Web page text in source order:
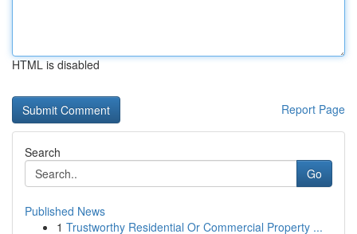
HTML is disabled
Report Page
Search
Go
Published News
1 Trustworthy Residential Or Commercial Property ...